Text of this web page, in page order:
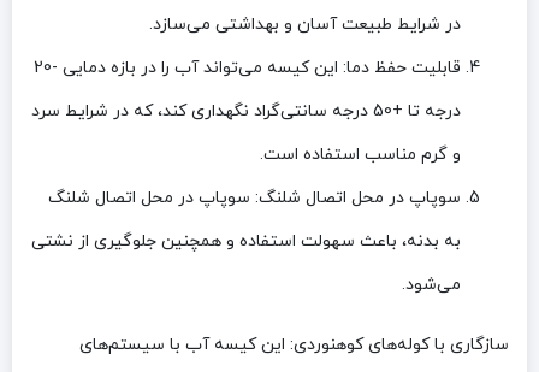
در شرایط طبیعت آسان و بهداشتی می‌سازد.
قابلیت حفظ دما
: این کیسه می‌تواند آب را در بازه دمایی -20
درجه تا +50 درجه سانتی‌گراد نگهداری کند، که در شرایط سرد
و گرم مناسب استفاده است.
سوپاپ در محل اتصال شلنگ: سوپاپ در محل اتصال شلنگ
به بدنه، باعث سهولت استفاده و همچنین جلوگیری از نشتی
می‌شود.
سازگاری با کوله‌های کوهنوردی: این کیسه آب با سیستم‌های